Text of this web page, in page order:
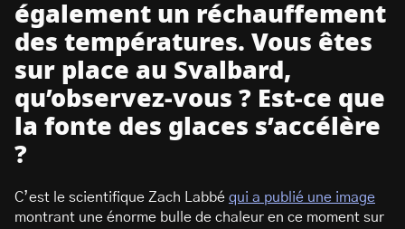
également un réchauffement
des températures. Vous êtes
sur place au Svalbard,
qu’observez-vous ? Est-ce que
la fonte des glaces s’accélère
?
C’est le scientifique Zach Labbé qui a publié une image
montrant une énorme bulle de chaleur en ce moment sur